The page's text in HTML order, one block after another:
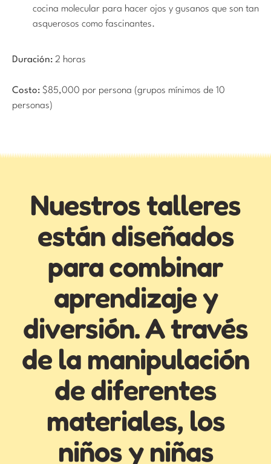
cocina molecular para hacer ojos y gusanos que son tan
asquerosos como fascinantes.
Duración: 2 horas
Costo: $85,000 por persona (grupos mínimos de 10
personas)
Nuestros talleres
están diseñados
para combinar
aprendizaje y
diversión. A través
de la manipulación
de diferentes
materiales, los
niños y niñas